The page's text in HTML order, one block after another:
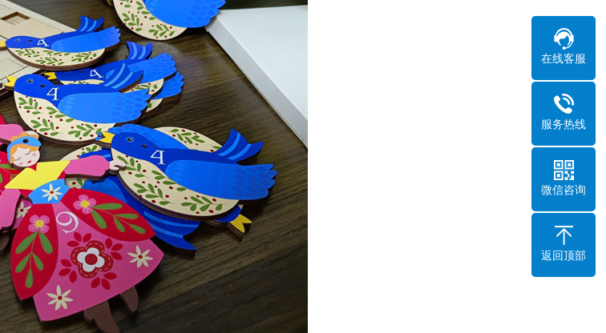
在线客服
服务热线
微信咨询
返回顶部